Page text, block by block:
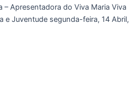
– Apresentadora do Viva Maria Viva
e Juventude segunda-feira, 14 Abril,